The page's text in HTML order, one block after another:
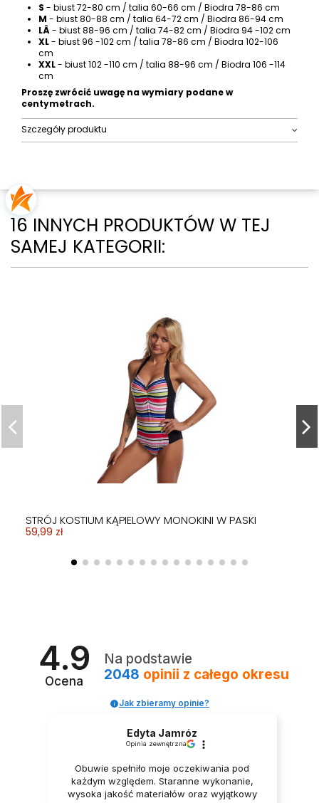
S - biust 72-80 cm / talia 60-66 cm / Biodra 78-86 cm
M - biust 80-88 cm / talia 64-72 cm / Biodra 86-94 cm
LÂ- biust 88-96 cm / talia 74-82 cm / Biodra 94 -102 cm
XL- biust 96 -102 cm / talia 78-86 cm / Biodra 102-106
cm
XXL- biust 102 -110 cm / talia 88-96 cm / Biodra 106 -114
cm
Proszę zwrócić uwagę na wymiary podane w
centymetrach.
Szczegóły produktu
16 INNYCH PRODUKTÓW W TEJ
SAMEJ KATEGORII:
STRÓJ KOSTIUM KĄPIELOWY MONOKINI W PASKI
59,99 zł
STRÓJ KĄPIELOWY JEDNOCZĘŚCIOWY SUKIENKA FIGI
BIKINI STRÓJ KĄPIELOWY SPÓDNICZKA OLIWKOWY
STRÓJ KOSTIUM KĄPIELOWY MODNY PASKI FISZBIN
BIKINI STRÓJ KĄPIELOWY WYSOKI STAN HISZPANKA
Obecnie brak na stanie
SZORTY MAJTK KĄPIELOWE DAMSKIE AŻUROWE
STRÓJ KOSTIUM KĄPIELOWY NA BASEN PLAŻĘ SLIM
STRÓJ KOSTIUM KĄPIELOWY MONOKINI PUSH UP STYL
STRÓJ KĄPIELOWY SUKIENKA DWUCZĘŚCIOWA
STRÓJ KOSTIUM KĄPIELOWY MONOKINI DEKOLT
WYSZCZUPLAJĄCY STRÓJ KĄPIELOWY
STRÓJ KĄPIELOWY SUKIENKA DWUCZĘŚCIOWA
STRÓJ KOSTIUM KĄPIELOWY MONOKINI FALBANKI LIŚĆ
STRÓJ KĄPIELOWY SUKIENKA DWUCZĘŚCIOWA
STRÓJ KĄPIELOWY JEDNOCZĘŚCIOWY
BIKINI STRÓJ KĄPIELOWY PALMY KLASYK NA SZYJĘ
4.9
Ocena
Na podstawie
2048 opinii z całego okresu
Jak zbieramy opinie?
Edyta Jamróz
Opinia zewnętrzna
Obuwie spełniło moje oczekiwania pod
każdym względem. Staranne wykonanie,
wysoka jakość materiałów oraz wyjątkowy